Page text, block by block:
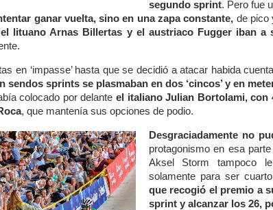
segundo sprint. Pero fue
ganar vuelta, sino en una zapa constante, de pico
el lituano Arnas Billertas y el austriaco Fugger iban a
en ‘impasse’ hasta que se decidió a atacar habida
sendos sprints se plasmaban en dos ‘cincos’ y en
colocado por delante el italiano Julian Bortolami, con
, que mantenía sus opciones de podio.
Desgraciadamente no
protagonismo en esa
Aksel Storm tampoco
solamente para ser
que recogió el premio a
sprint y alcanzar los 26,